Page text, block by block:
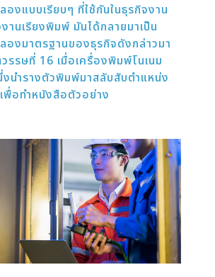
องแบบเรียบๆ ที่ใช้กันในธุรกิจงาน
านเรียงพิมพ์ มันได้กลายมาเป็น
ลองมาตรฐานของธุรกิจดังกล่าวมา
รรษที่ 16 เมื่อเครื่องพิมพ์โนเนม
งนำรางตัวพิมพ์มาสลับสับตำแหน่ง
พื่อทำหนังสือตัวอย่าง